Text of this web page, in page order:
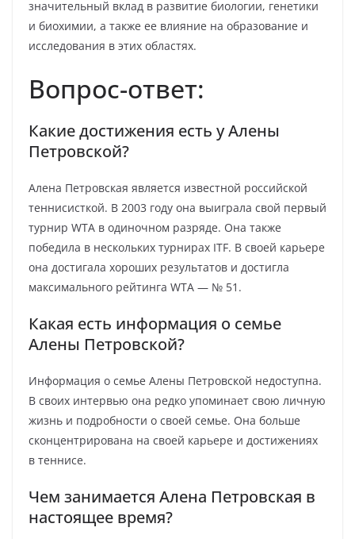
значительный вклад в развитие биологии, генетики
и биохимии, а также ее влияние на образование и
исследования в этих областях.
Вопрос-ответ:
Какие достижения есть у Алены
Петровской?
Алена Петровская является известной российской
теннисисткой. В 2003 году она выиграла свой первый
турнир WTA в одиночном разряде. Она также
победила в нескольких турнирах ITF. В своей карьере
она достигала хороших результатов и достигла
максимального рейтинга WTA — № 51.
Какая есть информация о семье
Алены Петровской?
Информация о семье Алены Петровской недоступна.
В своих интервью она редко упоминает свою личную
жизнь и подробности о своей семье. Она больше
сконцентрирована на своей карьере и достижениях
в теннисе.
Чем занимается Алена Петровская в
настоящее время?